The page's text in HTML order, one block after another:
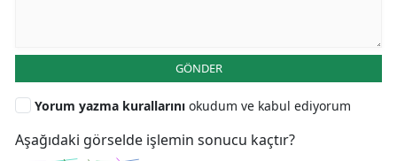
GÖNDER
Yorum yazma kurallarını okudum ve kabul ediyorum
Aşağıdaki görselde işlemin sonucu kaçtır?